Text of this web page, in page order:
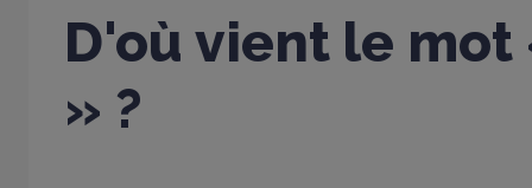
D'où vient le
» ?